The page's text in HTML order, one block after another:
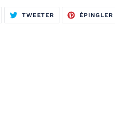
TWEETER TWEETERÉPINGLER